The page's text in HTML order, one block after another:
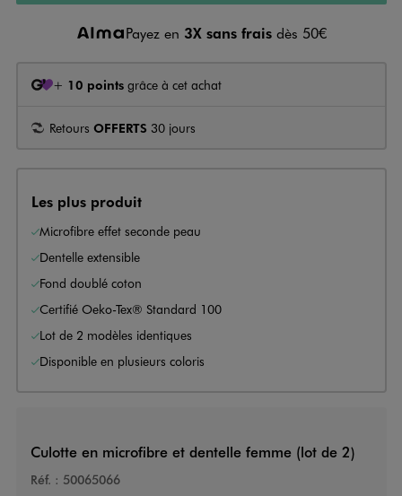
Payez en 3X sans frais dès 50€
+ 10 points grâce à cet achat
Retours OFFERTS 30 jours
Les plus produit
Microfibre effet seconde peau
Dentelle extensible
Fond doublé coton
Certifié Oeko-Tex® Standard 100
Lot de 2 modèles identiques
Disponible en plusieurs coloris
Culotte en microfibre et dentelle femme (lot de 2)
Réf. : 50065066